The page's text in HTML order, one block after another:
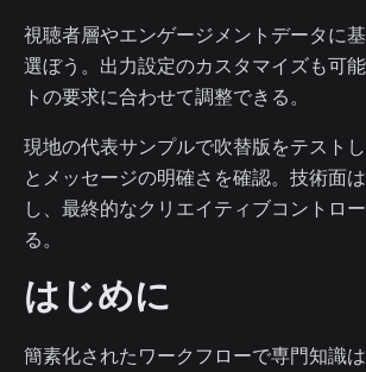
視聴者層やエンゲージメントデータに
選ぼう。出力設定のカスタマイズも可
トの要求に合わせて調整できる。
現地の代表サンプルで吹替版をテスト
とメッセージの明確さを確認。技術面
し、最終的なクリエイティブコントロ
る。
はじめに
簡素化されたワークフローで専門知識